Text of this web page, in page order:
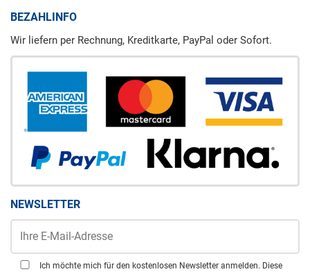
BEZAHLINFO
Wir liefern per Rechnung, Kreditkarte, PayPal oder Sofort.
NEWSLETTER
Ich möchte mich für den kostenlosen Newsletter anmelden. Diese